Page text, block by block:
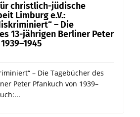
christlich-jüdische
Limburg e.V.:
– Die
13-jährigen Berliner Peter
– Die Tagebücher des
Peter Pfankuch von 1939–